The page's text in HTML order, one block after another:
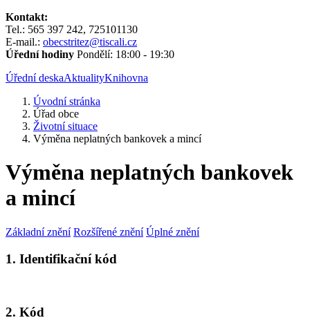
Kontakt:
Tel.: 565 397 242, 725101130
E-mail.: obecstritez@tiscali.cz
Úřední hodiny Pondělí: 18:00 - 19:30
Úřední deskaAktualityKnihovna
Úvodní stránka
Úřad obce
Životní situace
Výměna neplatných bankovek a mincí
Výměna neplatných bankovek
a mincí
Základní znění Rozšířené znění Úplné znění
1. Identifikační kód
2. Kód